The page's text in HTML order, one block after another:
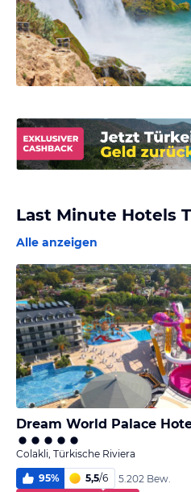
Last Minute Hotels
Alle anzeigen
Dream World Palace
Colakli, Türkische Riviera
95% 5,5/6
5.202 Bew.